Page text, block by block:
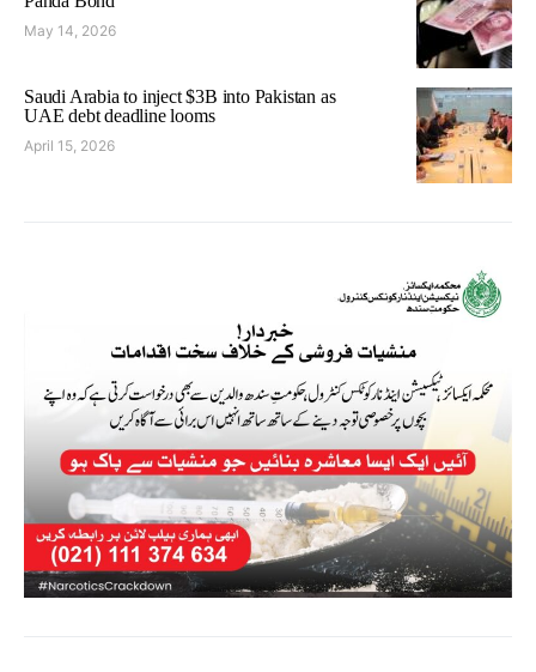
May 14, 2026
Saudi Arabia to inject $3B into Pakistan as
UAE debt deadline looms
April 15, 2026